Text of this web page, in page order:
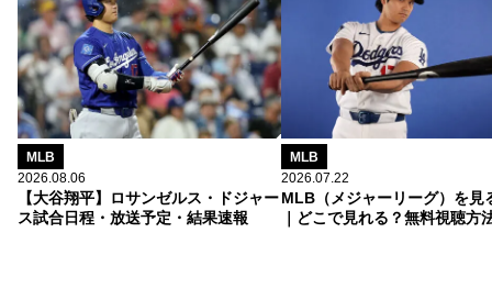
MLB
2026.08.06
【大谷翔平】ロサンゼルス・ドジャー
ス試合日程・放送予定・結果速報
MLB
2026.07.22
MLB（メジャーリーグ）を見
｜どこで見れる？無料視聴方